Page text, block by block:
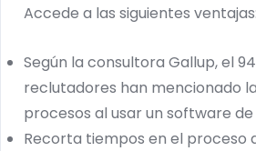
Accede a las siguientes ventajas:
Según la consultora Gallup, el
reclutadores han mencionado
procesos al usar un software
Recorta tiempos en el proceso